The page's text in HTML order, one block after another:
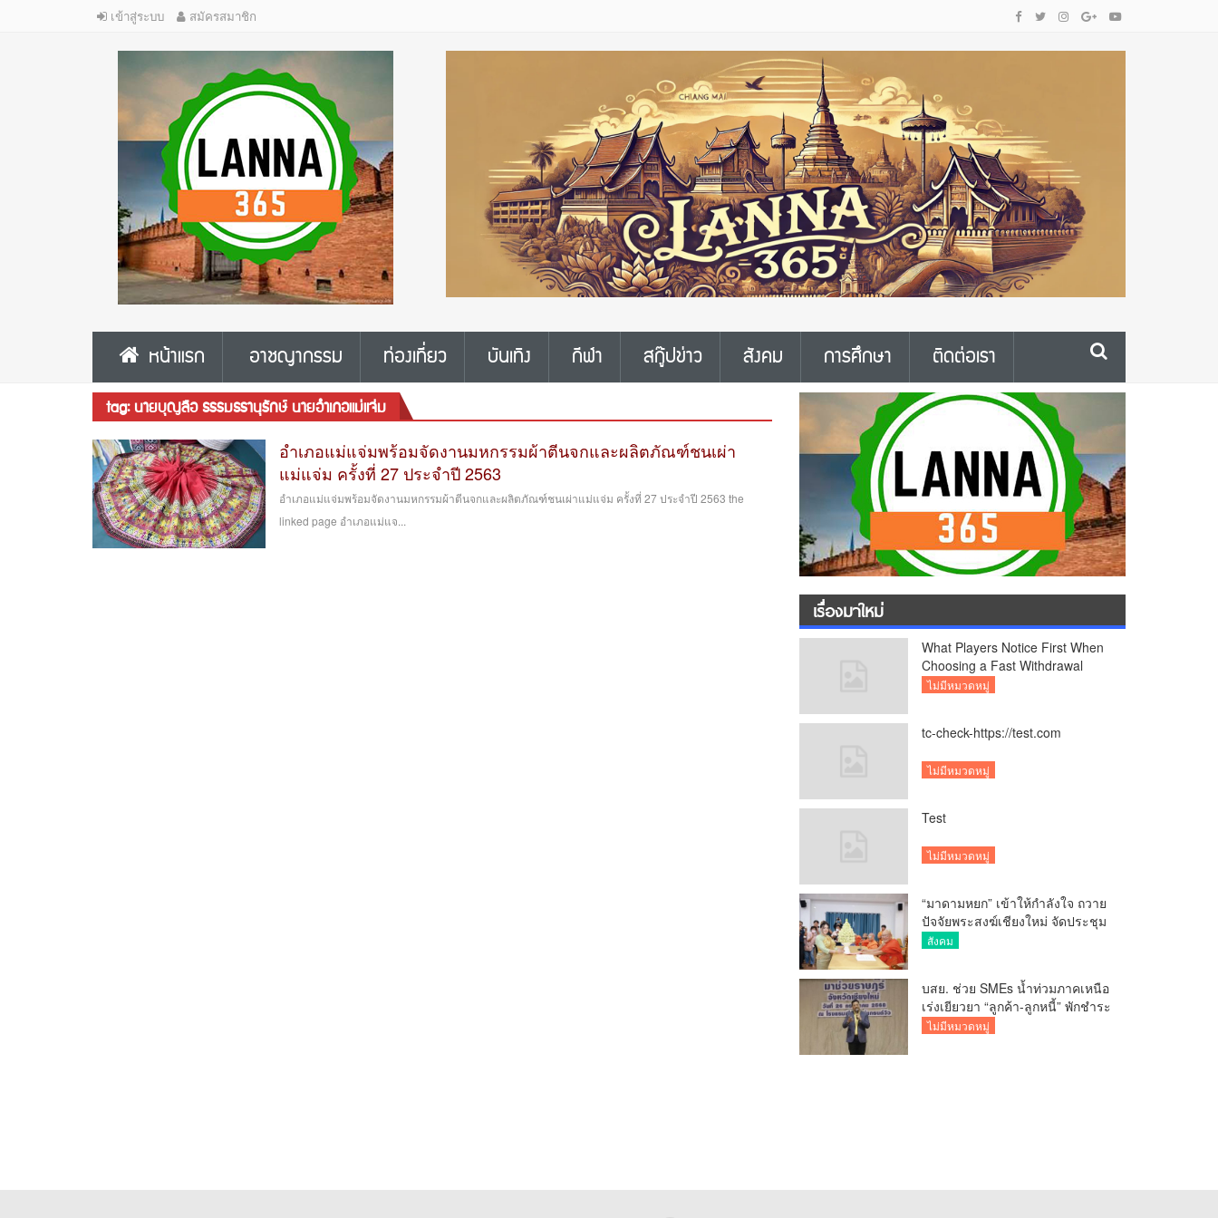
เข้าสู่ระบบ สมัครสมาชิก
หน้าแรก อาชญากรรม ท่องเที่ยว บันเทิง กีฬา สกู๊ปข่าว สังคม การศึกษา ติดต่อเรา
tag: นายบุญลือ ธรรมธรานุรักษ์ นายอำเภอแม่แจ่ม
อำเภอแม่แจ่มพร้อมจัดงานมหกรรมผ้าตีนจกและผลิตภัณฑ์ชนเผ่า
แม่แจ่ม ครั้งที่ 27 ประจำปี 2563
อำเภอแม่แจ่มพร้อมจัดงานมหกรรมผ้าตีนจกและผลิตภัณฑ์ชนเผ่าแม่แจ่ม ครั้งที่ 27 ประจำปี 2563 the
linked page อำเภอแม่แจ...
เรื่องมาใหม่
What Players Notice First When
Choosing a Fast Withdrawal
Casino UK
ไม่มีหมวดหมู่
tc-check-https://test.com
ไม่มีหมวดหมู่
Test
ไม่มีหมวดหมู่
“มาดามหยก” เข้าให้กำลังใจ ถวาย
ปัจจัยพระสงฆ์เชียงใหม่ จัดประชุม
ทำบัญชีรายรับรายจ่ายของวัด กว่า
สังคม
บสย. ช่วย SMEs น้ำท่วมภาคเหนือ
เร่งเยียวยา “ลูกค้า-ลูกหนี้” พักชำระ
ค่าธรรมเนียม-ค่างวด
ไม่มีหมวดหมู่